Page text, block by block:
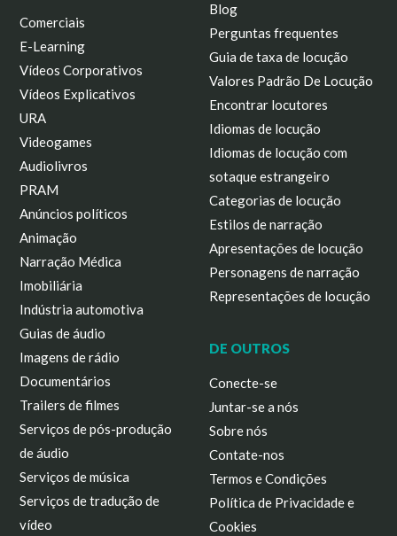
Comerciais
E-Learning
Vídeos Corporativos
Vídeos Explicativos
URA
Videogames
Audiolivros
PRAM
Anúncios políticos
Animação
Narração Médica
Imobiliária
Indústria automotiva
Guias de áudio
Imagens de rádio
Documentários
Trailers de filmes
Serviços de pós-produção
de áudio
Serviços de música
Serviços de tradução de
vídeo
Blog
Perguntas frequentes
Guia de taxa de locução
Valores Padrão De Locução
Encontrar locutores
Idiomas de locução
Idiomas de locução com
sotaque estrangeiro
Categorias de locução
Estilos de narração
Apresentações de locução
Personagens de narração
Representações de locução
DE OUTROS
Conecte-se
Juntar-se a nós
Sobre nós
Contate-nos
Termos e Condições
Política de Privacidade e
Cookies